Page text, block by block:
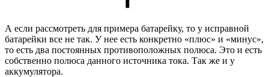
А если рассмотреть для примера батарейку, то у исправной
батарейки все не так. У нее есть конкретно «плюс» и «минус»,
то есть два постоянных противоположных полюса. Это и есть
собственно полюса данного источника тока. Так же и у
аккумулятора.